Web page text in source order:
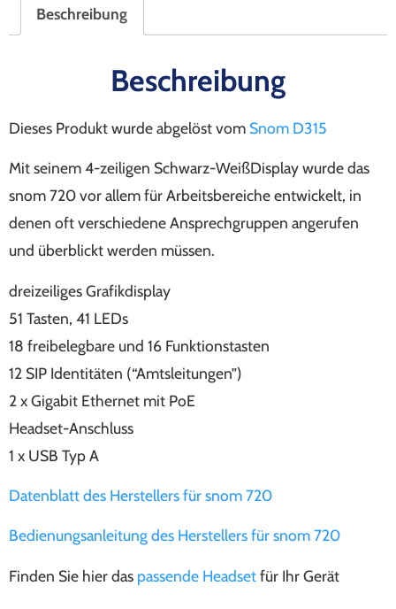
Beschreibung
Beschreibung
Dieses Produkt wurde abgelöst vom Snom D315
Mit seinem 4-zeiligen Schwarz-WeißDisplay wurde das
snom 720 vor allem für Arbeitsbereiche entwickelt, in
denen oft verschiedene Ansprechgruppen angerufen
und überblickt werden müssen.
dreizeiliges Grafikdisplay
51 Tasten, 41 LEDs
18 freibelegbare und 16 Funktionstasten
12 SIP Identitäten (“Amtsleitungen”)
2 x Gigabit Ethernet mit PoE
Headset-Anschluss
1 x USB Typ A
Datenblatt des Herstellers für snom 720
Bedienungsanleitung des Herstellers für snom 720
Finden Sie hier das passende Headsetfür Ihr Gerät